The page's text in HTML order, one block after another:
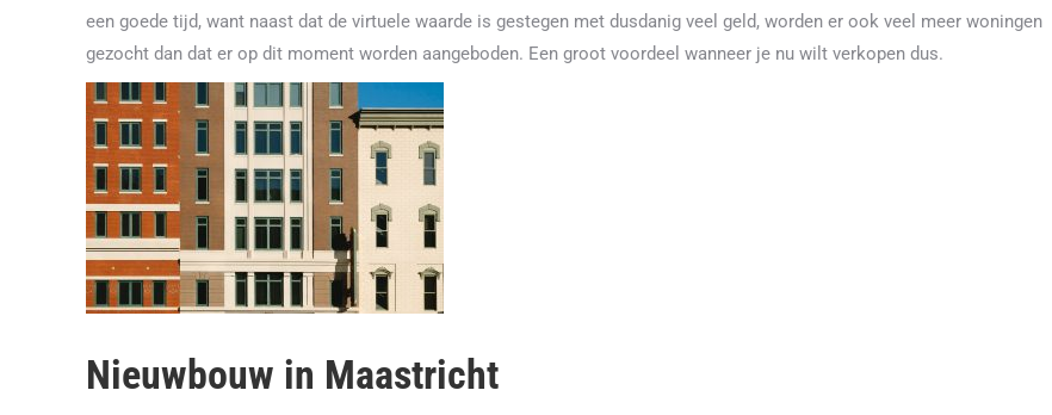
een goede tijd, want naast dat de virtuele waarde is gestegen met dusdanig veel geld, worden er ook veel meer woningen
gezocht dan dat er op dit moment worden aangeboden. Een groot voordeel wanneer je nu wilt verkopen dus.
Nieuwbouw in Maastricht